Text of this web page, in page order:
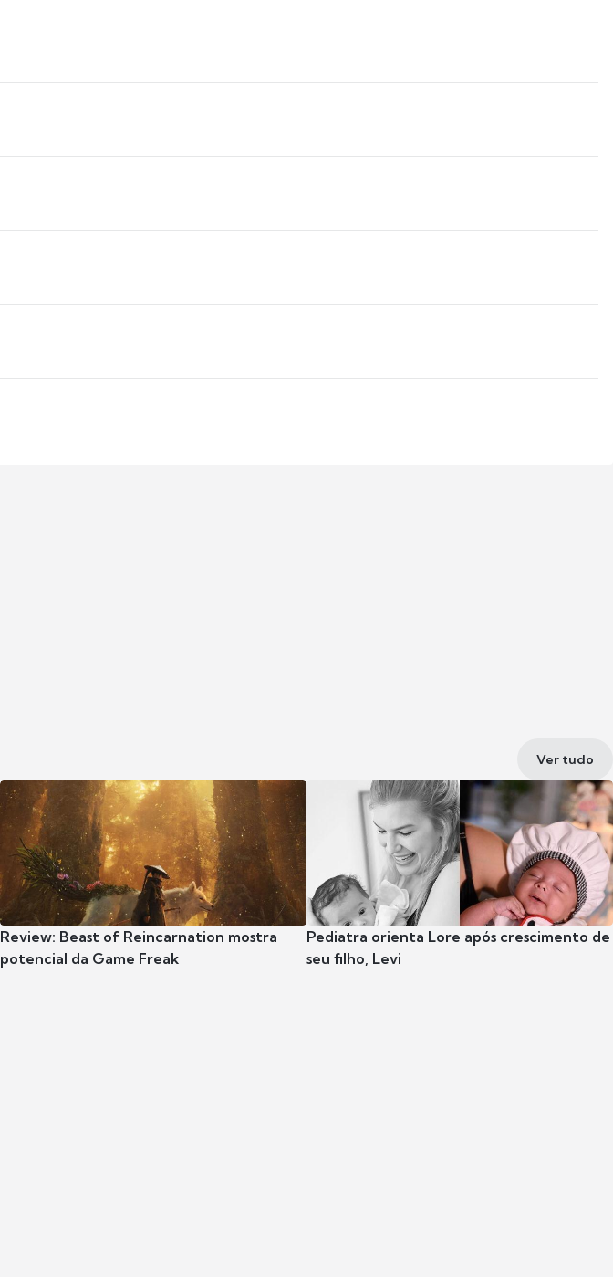
Ver tudo
Review: Beast of Reincarnation mostra
potencial da Game Freak
Pediatra orienta Lore após crescimento de
seu filho, Levi